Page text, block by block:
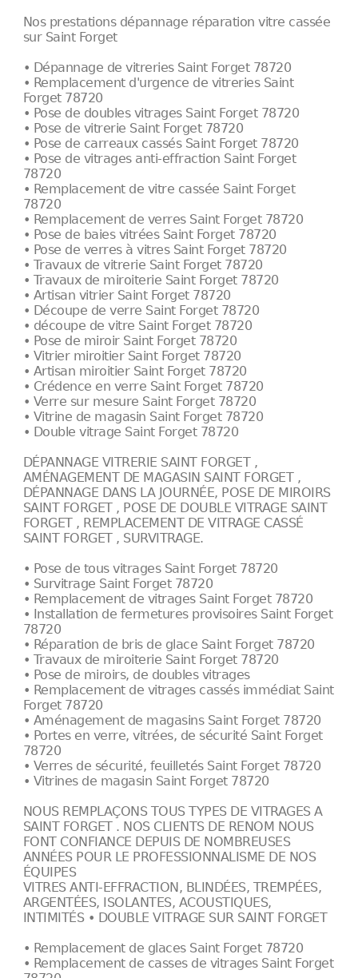
Nos prestations dépannage réparation vitre cassée
sur Saint Forget
• Dépannage de vitreries Saint Forget 78720
• Remplacement d'urgence de vitreries Saint
Forget 78720
• Pose de doubles vitrages Saint Forget 78720
• Pose de vitrerie Saint Forget 78720
• Pose de carreaux cassés Saint Forget 78720
• Pose de vitrages anti-effraction Saint Forget
78720
• Remplacement de vitre cassée Saint Forget
78720
• Remplacement de verres Saint Forget 78720
• Pose de baies vitrées Saint Forget 78720
• Pose de verres à vitres Saint Forget 78720
• Travaux de vitrerie Saint Forget 78720
• Travaux de miroiterie Saint Forget 78720
• Artisan vitrier Saint Forget 78720
• Découpe de verre Saint Forget 78720
• découpe de vitre Saint Forget 78720
• Pose de miroir Saint Forget 78720
• Vitrier miroitier Saint Forget 78720
• Artisan miroitier Saint Forget 78720
• Crédence en verre Saint Forget 78720
• Verre sur mesure Saint Forget 78720
• Vitrine de magasin Saint Forget 78720
• Double vitrage Saint Forget 78720
DÉPANNAGE VITRERIE SAINT FORGET ,
AMÉNAGEMENT DE MAGASIN SAINT FORGET ,
DÉPANNAGE DANS LA JOURNÉE, POSE DE MIROIRS
SAINT FORGET , POSE DE DOUBLE VITRAGE SAINT
FORGET , REMPLACEMENT DE VITRAGE CASSÉ
SAINT FORGET , SURVITRAGE.
• Pose de tous vitrages Saint Forget 78720
• Survitrage Saint Forget 78720
• Remplacement de vitrages Saint Forget 78720
• Installation de fermetures provisoires Saint Forget
78720
• Réparation de bris de glace Saint Forget 78720
• Travaux de miroiterie Saint Forget 78720
• Pose de miroirs, de doubles vitrages
• Remplacement de vitrages cassés immédiat Saint
Forget 78720
• Aménagement de magasins Saint Forget 78720
• Portes en verre, vitrées, de sécurité Saint Forget
78720
• Verres de sécurité, feuilletés Saint Forget 78720
• Vitrines de magasin Saint Forget 78720
NOUS REMPLAÇONS TOUS TYPES DE VITRAGES A
SAINT FORGET . NOS CLIENTS DE RENOM NOUS
FONT CONFIANCE DEPUIS DE NOMBREUSES
ANNÉES POUR LE PROFESSIONNALISME DE NOS
ÉQUIPES
VITRES ANTI-EFFRACTION, BLINDÉES, TREMPÉES,
ARGENTÉES, ISOLANTES, ACOUSTIQUES,
INTIMITÉS • DOUBLE VITRAGE SUR SAINT FORGET
• Remplacement de glaces Saint Forget 78720
• Remplacement de casses de vitrages Saint Forget